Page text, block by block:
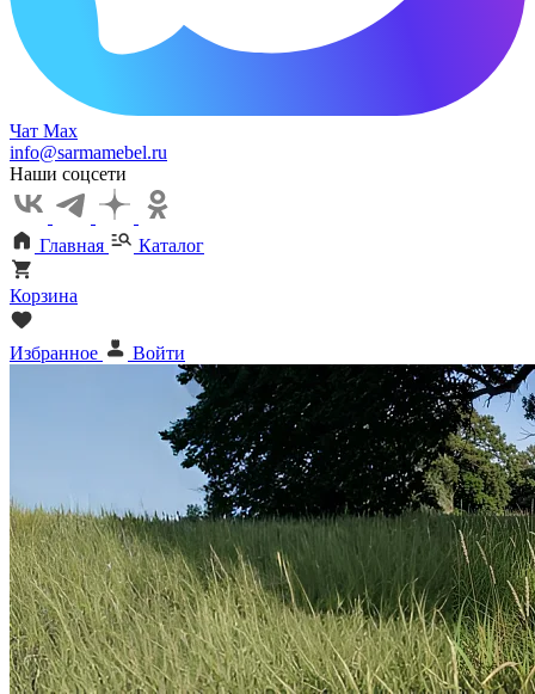
Чат Max
info@sarmamebel.ru
Наши соцсети
Главная Каталог
Корзина
Избранное Войти